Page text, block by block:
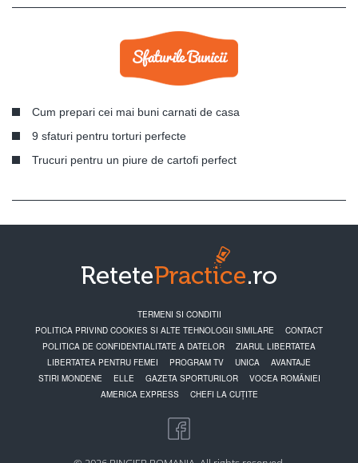
Cum prepari cei mai buni carnati de casa
9 sfaturi pentru torturi perfecte
Trucuri pentru un piure de cartofi perfect
TERMENI SI CONDITII
POLITICA PRIVIND COOKIES SI ALTE TEHNOLOGII SIMILARE
CONTACT
POLITICA DE CONFIDENTIALITATE A DATELOR
ZIARUL LIBERTATEA
LIBERTATEA PENTRU FEMEI
PROGRAM TV UNICA
AVANTAJE
STIRI MONDENE
ELLE GAZETA SPORTURILOR
VOCEA ROMÂNIEI
AMERICA EXPRESS
CHEFI LA CUȚITE